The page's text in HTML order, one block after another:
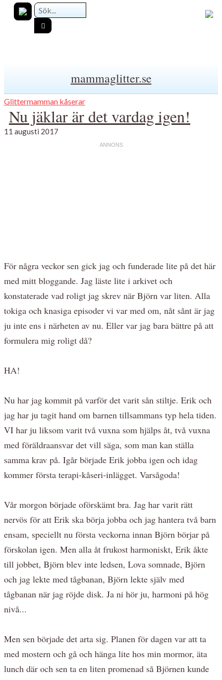
mammaglitter.se
Glittermamman kåserar
Nu jäklar är det vardag igen!
11 augusti 2017
För några veckor sen gick jag och funderade lite på det här
med mitt bloggande. Jag läste lite i arkivet och
konstaterade vad roligt jag skrev när Björn var liten. Alla
tokiga och knasiga episoder vi var med om, nåt sånt är jag
ju inte ens i närheten av nu. Eller var jag bara bättre på att
formulera mig roligt då?
HA!
Nu har jag kommit på varför det varit sån stiltje. Erik och
jag har ju tagit hand om barnen tillsammans typ hela tiden.
VI har ju liksom varit två vuxna som hjälps åt, två vuxna
med föräldraansvar det vill säga, som man kan ställa
samma krav på. Igår började Erik jobba igen och idag
kommer första terapi-kåseri-inlägget. Varsågoda!
Vår morgon började oförskämt bra. Jag har varit rätt
nervös för att Erik ska börja jobba och jag hantera två barn
ensam, speciellt nu första veckorna innan Björn börjar på
förskolan igen. Men alla åt frukost harmoniskt, Erik åkte
till jobbet, Björn blev inte ledsen, Lova somnade, Björn
och jag lekte med tågbanan, Björn lekte själv med
tågbanan när jag röjde disk. Ja ni hör ju, harmoni på hög
nivå...
Men sen började det arta sig. Planen för dagen var att ta
med mostern och gå och hänga lite hos min mormor, äta
lunch där och sen ta en liten promenad så Björnen kunde